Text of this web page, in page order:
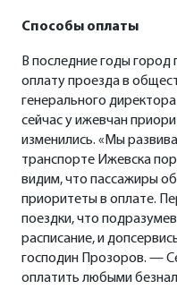
Способы оплаты
В последние годы город
оплату проезда в
генерального
сейчас у ижевчан
изменились. «Мы
транспорте Ижевска
видим, что пассажиры
приоритеты в оплате.
поездки, что
расписание, и
господин Прозоров. —
оплатить любыми